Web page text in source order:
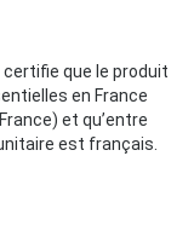
certifie que le produit
en France
et qu’entre
est français.